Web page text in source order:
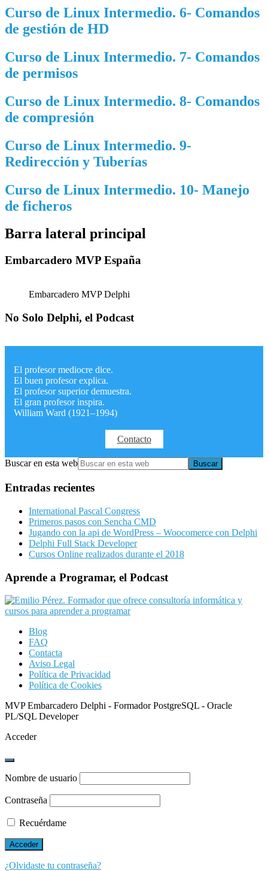
Curso de Linux Intermedio. 6- Comandos
de gestión de HD
Curso de Linux Intermedio. 7- Comandos
de permisos
Curso de Linux Intermedio. 8- Comandos
de compresión
Curso de Linux Intermedio. 9-
Redirección y Tuberías
Curso de Linux Intermedio. 10- Manejo
de ficheros
Barra lateral principal
Embarcadero MVP España
Embarcadero MVP Delphi
No Solo Delphi, el Podcast
El profesor mediocre dice.
El buen profesor explica.
El profesor superior demuestra.
El gran profesor inspira.
William Ward (1921–1994)
Contacto
Buscar en esta web
Entradas recientes
International Pascal Congress
Primeros pasos con Sencha CMD
Jugando con la api de WordPress – Woocomerce con Delphi
Delphi Full Stack Developer
Cursos Online realizados durante el 2018
Aprende a Programar, el Podcast
Blog
FAQ
Contacta
Aviso Legal
Política de Privacidad
Política de Cookies
MVP Embarcadero Delphi - Formador PostgreSQL - Oracle
PL/SQL Developer
Acceder
Nombre de usuario
Contraseña
Recuérdame
¿Olvidaste tu contraseña?